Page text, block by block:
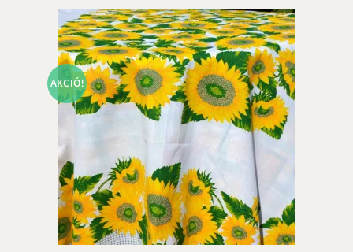
AKCIÓ!